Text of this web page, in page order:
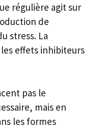
régulière agit sur
de
stress. La
effets inhibiteurs
pas le
mais en
les formes